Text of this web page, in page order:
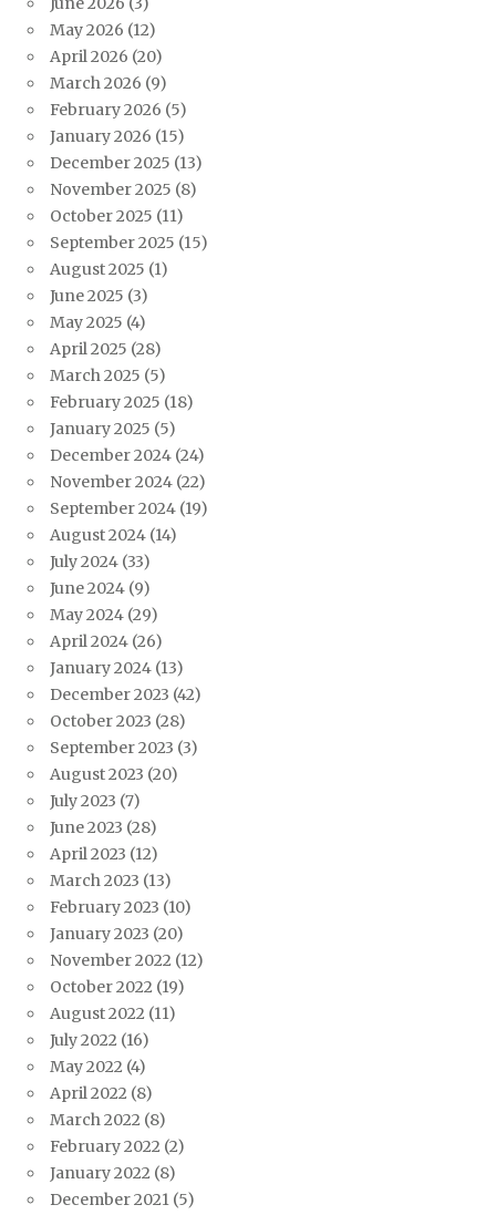
May 2026 (12)
April 2026 (20)
March 2026 (9)
February 2026 (5)
January 2026 (15)
December 2025 (13)
November 2025 (8)
October 2025 (11)
September 2025 (15)
August 2025 (1)
June 2025 (3)
May 2025 (4)
April 2025 (28)
March 2025 (5)
February 2025 (18)
January 2025 (5)
December 2024 (24)
November 2024 (22)
September 2024 (19)
August 2024 (14)
July 2024 (33)
June 2024 (9)
May 2024 (29)
April 2024 (26)
January 2024 (13)
December 2023 (42)
October 2023 (28)
September 2023 (3)
August 2023 (20)
July 2023 (7)
June 2023 (28)
April 2023 (12)
March 2023 (13)
February 2023 (10)
January 2023 (20)
November 2022 (12)
October 2022 (19)
August 2022 (11)
July 2022 (16)
May 2022 (4)
April 2022 (8)
March 2022 (8)
February 2022 (2)
January 2022 (8)
December 2021 (5)